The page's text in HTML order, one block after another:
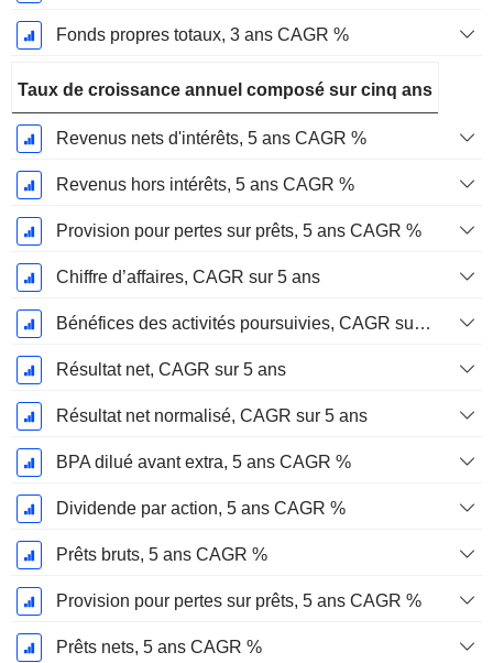
Fonds propres totaux, 3 ans CAGR %
Taux de croissance annuel composé sur cinq ans
Revenus nets d'intérêts, 5 ans CAGR %
Revenus hors intérêts, 5 ans CAGR %
Provision pour pertes sur prêts, 5 ans CAGR %
Chiffre d’affaires, CAGR sur 5 ans
Bénéfices des activités poursuivies, CAGR sur 5 ans
Résultat net, CAGR sur 5 ans
Résultat net normalisé, CAGR sur 5 ans
BPA dilué avant extra, 5 ans CAGR %
Dividende par action, 5 ans CAGR %
Prêts bruts, 5 ans CAGR %
Provision pour pertes sur prêts, 5 ans CAGR %
Prêts nets, 5 ans CAGR %